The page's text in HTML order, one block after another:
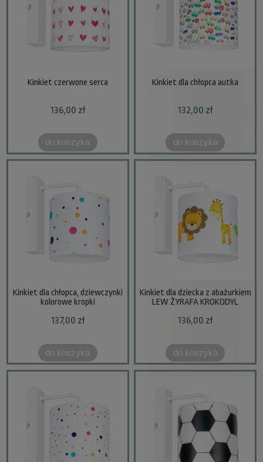
Kinkiet czerwone serca
136,00 zł
do koszyka
Kinkiet dla chłopca autka
132,00 zł
do koszyka
Kinkiet dla chłopca, dziewczynki
kolorowe kropki
137,00 zł
do koszyka
Kinkiet dla dziecka z abażurkiem
LEW ŻYRAFA KROKODYL
136,00 zł
do koszyka